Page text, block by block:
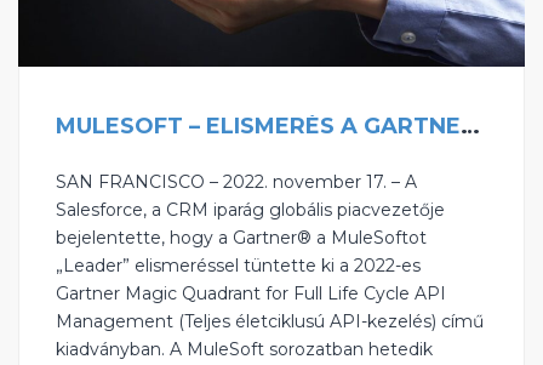
MULESOFT – ELISMERÉS A GARTNER-TŐL
SAN FRANCISCO – 2022. november 17. – A
Salesforce, a CRM iparág globális piacvezetője
bejelentette, hogy a Gartner® a MuleSoftot
„Leader” elismeréssel tüntette ki a 2022-es
Gartner Magic Quadrant for Full Life Cycle API
Management (Teljes életciklusú API-kezelés) című
kiadványban. A MuleSoft sorozatban hetedik